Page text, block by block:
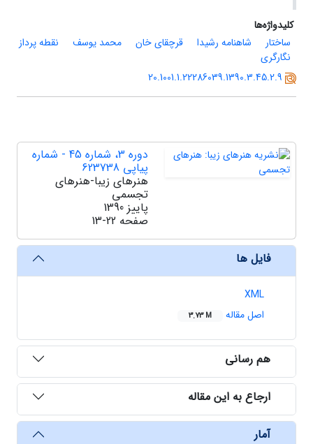
کلیدواژه‌ها
ساختار
شاهنامه رشیدا قرچقای خان محمد یوسف
نقطه پرداز
نگارگری
20.1001.1.22286039.1390.3.45.2.9
دوره 3، شماره 45 - شماره
پیاپی 623738
هنرهای زیبا-هنرهای
تجسمی
پاییز 1390
صفحه 13-22
فایل ها
XML
اصل مقاله
3.73 M
هم رسانی
ارجاع به این مقاله
آمار